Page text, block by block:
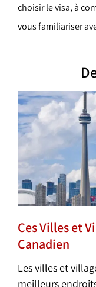
e
r
choisir le visa, à
vous familiariser
Ces Villes et
Canadien
Les villes et
meilleurs